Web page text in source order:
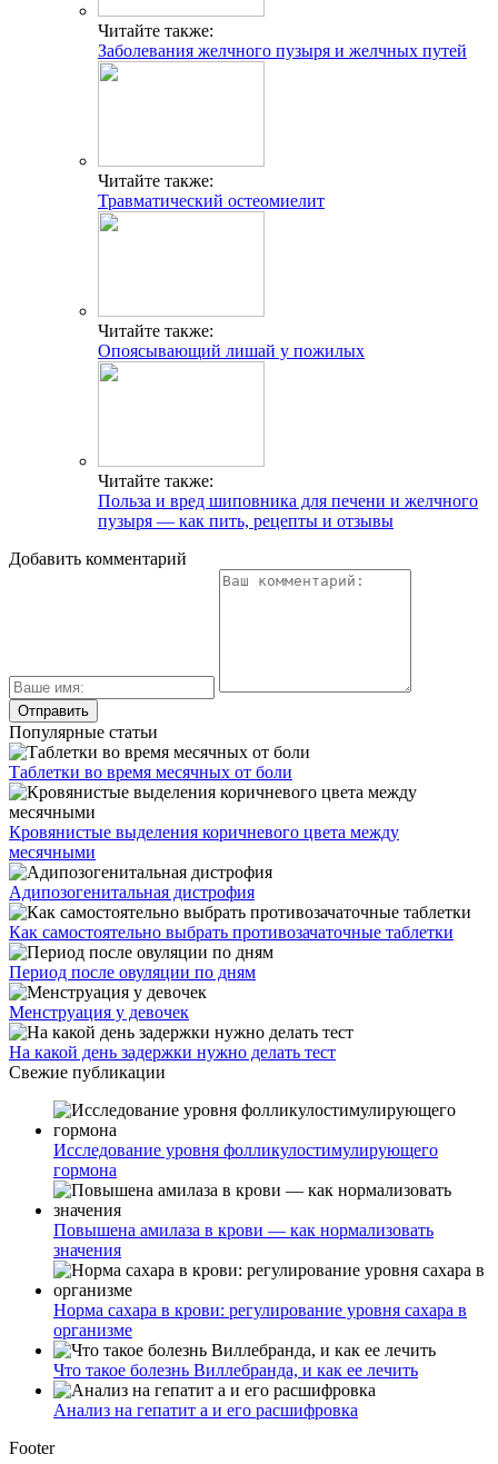
Читайте также:
Заболевания желчного пузыря и желчных путей
Читайте также:
Травматический остеомиелит
Читайте также:
Опоясывающий лишай у пожилых
Читайте также:
Польза и вред шиповника для печени и желчного
пузыря — как пить, рецепты и отзывы
Добавить комментарий
Популярные статьи
Таблетки во время месячных от боли
Кровянистые выделения коричневого цвета между
месячными
Адипозогенитальная дистрофия
Как самостоятельно выбрать противозачаточные таблетки
Период после овуляции по дням
Менструация у девочек
На какой день задержки нужно делать тест
Свежие публикации
Исследование уровня фолликулостимулирующего
гормона
Повышена амилаза в крови — как нормализовать
значения
Норма сахара в крови: регулирование уровня сахара в
организме
Что такое болезнь Виллебранда, и как ее лечить
Анализ на гепатит а и его расшифровка
Footer